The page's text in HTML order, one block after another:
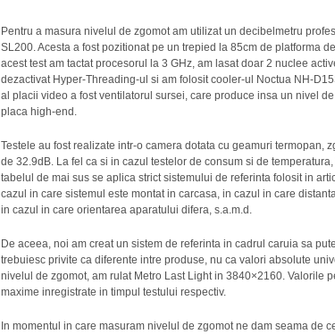
Pentru a masura nivelul de zgomot am utilizat un decibelmetru
SL200. Acesta a fost pozitionat pe un trepied la 85cm de platforma
acest test am tactat procesorul la 3 GHz, am lasat doar 2 nuclee
dezactivat Hyper-Threading-ul si am folosit cooler-ul Noctua NH-
al placii video a fost ventilatorul sursei, care produce insa un nivel
placa high-end.
Testele au fost realizate intr-o camera dotata cu geamuri termopan,
de 32.9dB. La fel ca si in cazul testelor de consum si de
tabelul de mai sus se aplica strict sistemului de referinta folosit in
cazul in care sistemul este montat in carcasa, in cazul in care
in cazul in care orientarea aparatului difera, s.a.m.d.
De aceea, noi am creat un sistem de referinta in cadrul caruia sa
trebuiesc privite ca diferente intre produse, nu ca valori absolute
nivelul de zgomot, am rulat Metro Last Light in 3840×2160. Valorile
maxime inregistrate in timpul testului respectiv.
In momentul in care masuram nivelul de zgomot ne dam seama de